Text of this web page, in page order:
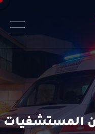
المستشفيات